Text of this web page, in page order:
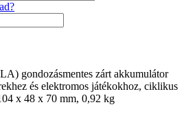
gondozásmentes zárt akkumulátor
és elektromos játékokhoz, ciklikus
x 48 x 70 mm, 0,92 kg